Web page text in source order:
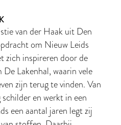
van der Haak uit Den
om Nieuw Leids
zich inspireren door de
Lakenhal, waarin vele
zijn terug te vinden. Van
en werkt in een
een aantal jaren legt zij